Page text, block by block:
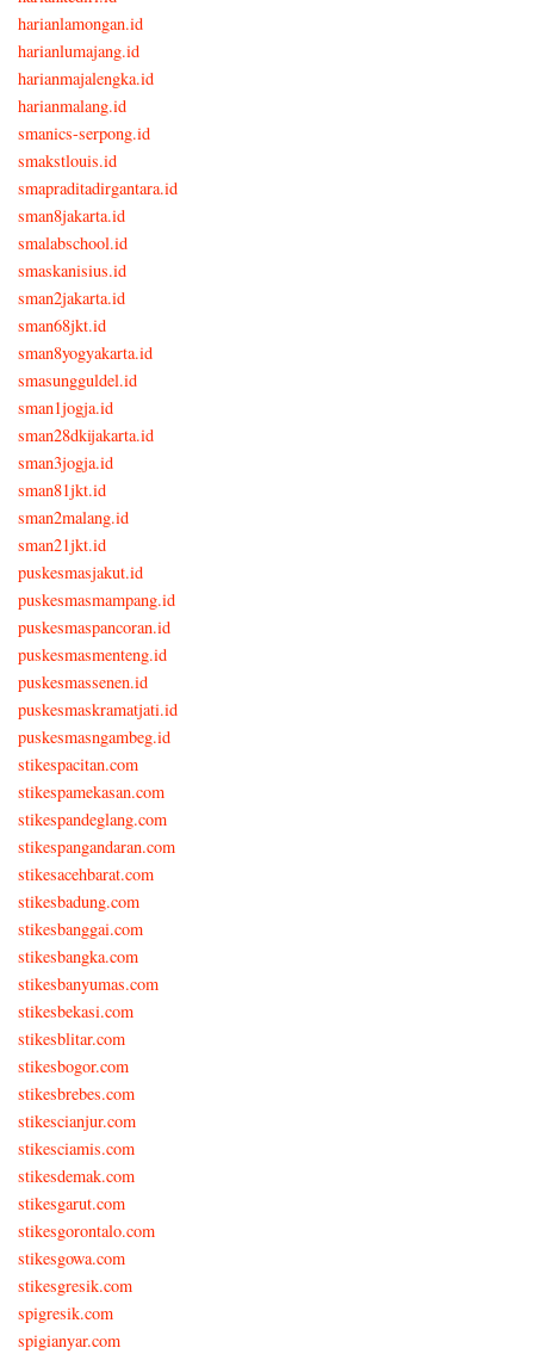
harianlamongan.id
harianlumajang.id
harianmajalengka.id
harianmalang.id
smanics-serpong.id
smakstlouis.id
smapraditadirgantara.id
sman8jakarta.id
smalabschool.id
smaskanisius.id
sman2jakarta.id
sman68jkt.id
sman8yogyakarta.id
smasungguldel.id
sman1jogja.id
sman28dkijakarta.id
sman3jogja.id
sman81jkt.id
sman2malang.id
sman21jkt.id
puskesmasjakut.id
puskesmasmampang.id
puskesmaspancoran.id
puskesmasmenteng.id
puskesmassenen.id
puskesmaskramatjati.id
puskesmasngambeg.id
stikespacitan.com
stikespamekasan.com
stikespandeglang.com
stikespangandaran.com
stikesacehbarat.com
stikesbadung.com
stikesbanggai.com
stikesbangka.com
stikesbanyumas.com
stikesbekasi.com
stikesblitar.com
stikesbogor.com
stikesbrebes.com
stikescianjur.com
stikesciamis.com
stikesdemak.com
stikesgarut.com
stikesgorontalo.com
stikesgowa.com
stikesgresik.com
spigresik.com
spigianyar.com